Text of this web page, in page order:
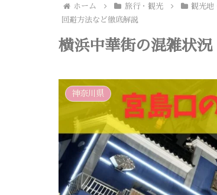
ホーム 旅行・観光 観光地
回避方法など徹底解説
横浜中華街の混雑状
神奈川県